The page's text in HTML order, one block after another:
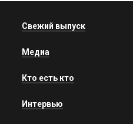
Свежий выпуск
Медиа
Кто есть кто
Интервью